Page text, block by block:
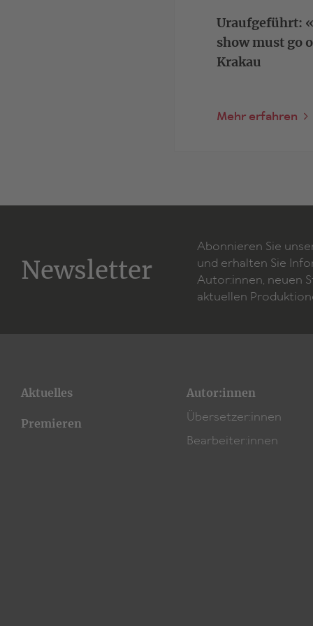
Uraufgeführt:
show must go
Krakau
Mehr erfahren
Newsletter
Abonnieren Sie
und erhalten Sie
Autor:innen, neuen
aktuellen
Aktuelles
Premieren
Autor:innen
Übersetzer:innen
Bearbeiter:innen